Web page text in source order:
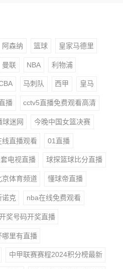
阿森纳 篮球 皇家马德里
曼联 NBA 利物浦
马刺队 西甲 皇马
播 cctv5直播免费观看高清
球迷网 今晚中国女篮决赛
线直播观看 01直播
电视直播 球探篮球比分直播
京体育频道 懂球帝直播
诺克 nba在线免费观看
奖号码开奖直播
哪里有直播
中甲联赛赛程2024积分榜最新